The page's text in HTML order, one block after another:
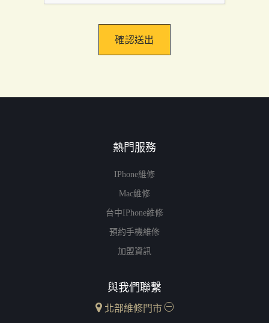
確認送出
熱門服務
IPhone維修
Mac維修
台中iPhone維修
預約手機維修
加盟資訊
與我們聯繫
北部維修門市